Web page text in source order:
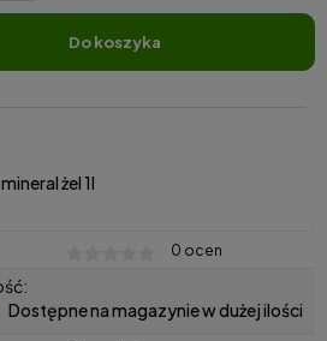
do koszyka
żel 1l
0 ocen
Dostępne na magazynie w dużej ilości